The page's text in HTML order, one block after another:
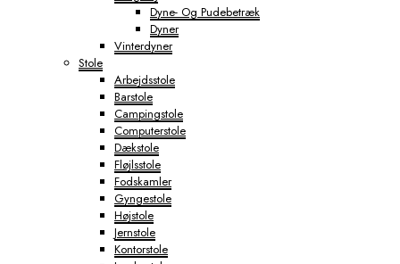
Dyne- Og Pudebetræk
Dyner
Vinterdyner
Stole
Arbejdsstole
Barstole
Campingstole
Computerstole
Dækstole
Fløjlsstole
Fodskamler
Gyngestole
Højstole
Jernstole
Kontorstole